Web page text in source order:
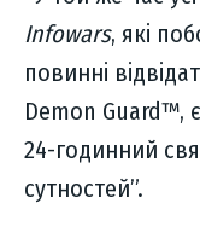
Infowars, які
повинні
Demon Guard™,
24-годинний
сутностей”.